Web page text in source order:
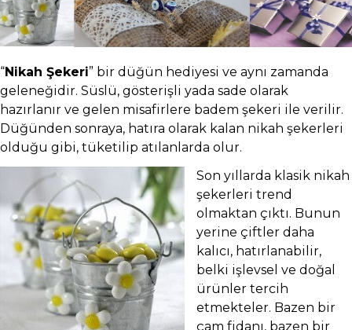
“Nikah Şekeri” bir düğün hediyesi ve aynı zamanda
geleneğidir. Süslü, gösterişli yada sade olarak
hazırlanır ve gelen misafirlere badem şekeri ile verilir.
Düğünden sonraya, hatıra olarak kalan nikah şekerleri
olduğu gibi, tüketilip atılanlarda olur.
Son yıllarda klasik nikah
şekerleri trend
olmaktan çıktı. Bunun
yerine çiftler daha
kalıcı, hatırlanabilir,
belki işlevsel ve doğal
ürünler tercih
etmekteler. Bazen bir
çam fidanı, bazen bir